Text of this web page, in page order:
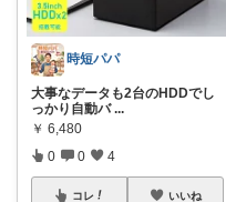
時短パパ
大事なデータも2台のHDDでし
っかり自動バ ...
￥ 6,480
0 0 4
コレ いいね